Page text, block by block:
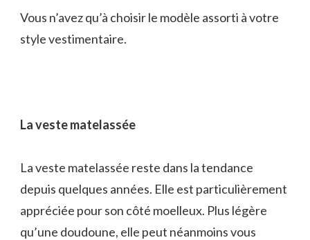
Vous n’avez qu’à choisir le modèle assorti à votre
style vestimentaire.
La veste matelassée
La veste matelassée reste dans la tendance
depuis quelques années. Elle est particulièrement
appréciée pour son côté moelleux. Plus légère
qu’une doudoune, elle peut néanmoins vous